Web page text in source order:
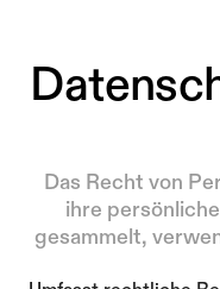
Das Recht von
ihre
gesammelt,